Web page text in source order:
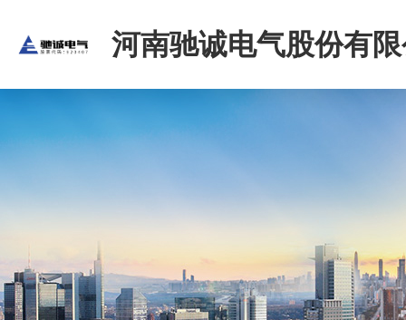
河南驰诚电气股份有